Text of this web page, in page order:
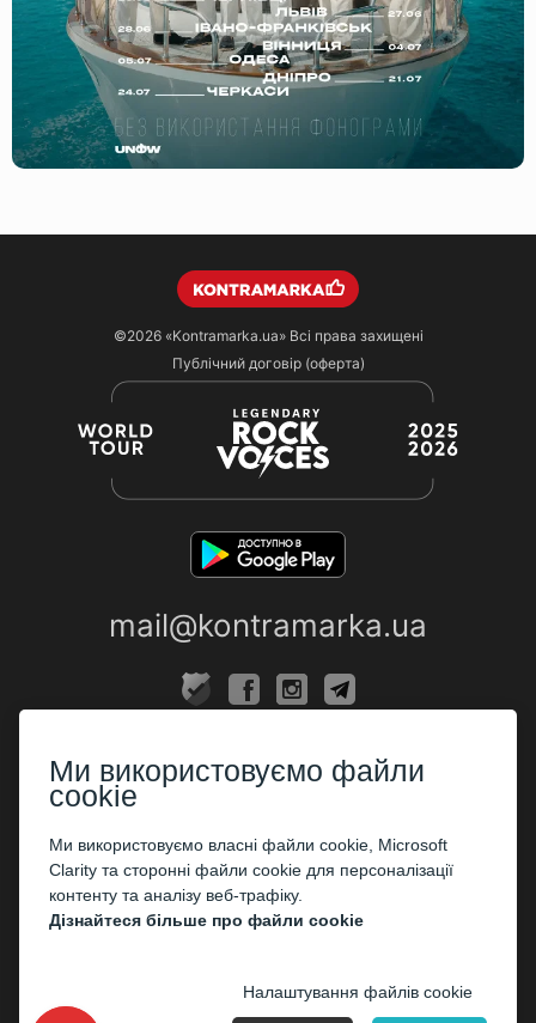
©2026 «Kontramarka.ua»Всі права захищені
Публічний договір (оферта)
mail@kontramarka.ua
Каси
ПАРТНЕРАМ
Організаторам
Корпоративним клієнтам
Ми використовуємо файли
cookie
Ми використовуємо власні файли cookie, Microsoft
Clarity та сторонні файли cookie для персоналізації
контенту та аналізу веб-трафіку.
Дізнайтеся більше про файли cookie
Налаштування файлів cookie